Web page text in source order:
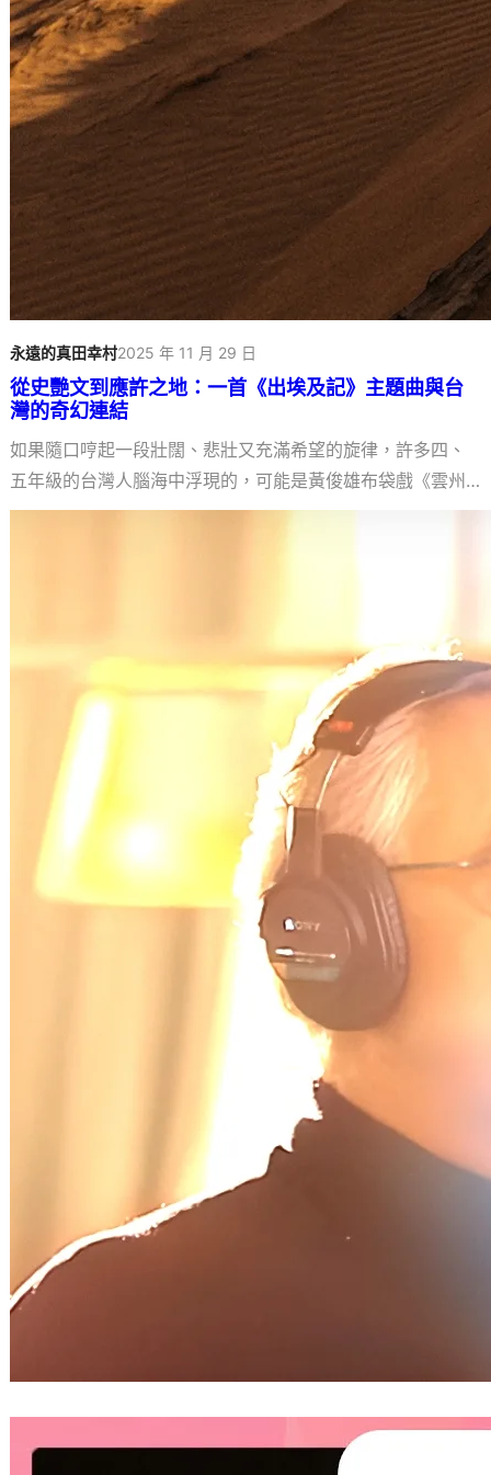
永遠的真田幸村2025 年 11 月 29 日
從史艷文到應許之地：一首《出埃及記》主題曲與台
灣的奇幻連結
如果隨口哼起一段壯闊、悲壯又充滿希望的旋律，許多四、
五年級的台灣人腦海中浮現的，可能是黃俊雄布袋戲《雲州
大儒俠…
破億次觀看數泰國創作美女歌手
BOWKYLION